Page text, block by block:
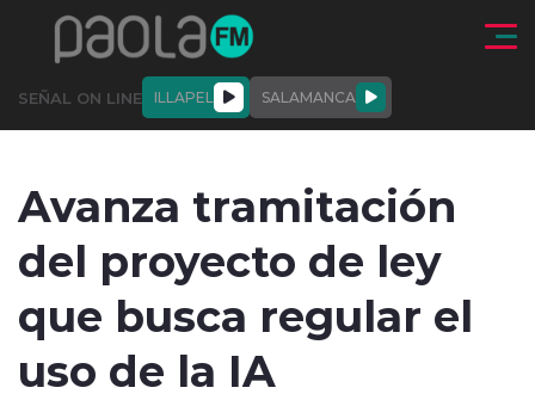
Click acá para ir directamente al contenido
SEÑAL ON LINE ILLAPEL SALAMANCA
DEPORTES ENTREVISTAS
modo claro
Avanza tramitación
del proyecto de ley
que busca regular el
uso de la IA